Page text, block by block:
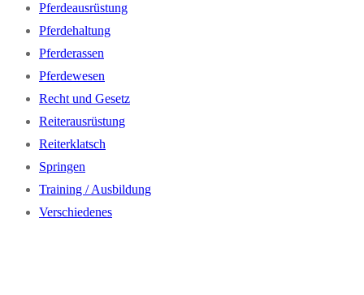
Pferdeausrüstung
Pferdehaltung
Pferderassen
Pferdewesen
Recht und Gesetz
Reiterausrüstung
Reiterklatsch
Springen
Training / Ausbildung
Verschiedenes